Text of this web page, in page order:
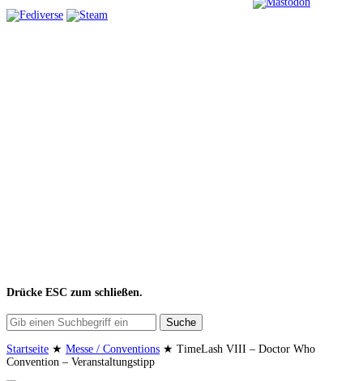
Drücke ESC zum schließen.
Suche
Startseite ★ Messe / Conventions ★ TimeLash VIII – Doctor Who
Convention – Veranstaltungstipp